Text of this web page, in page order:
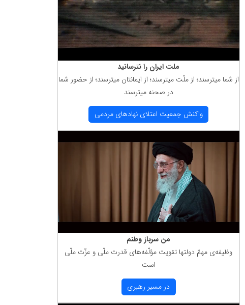
ملت ایران را نترسانید
از شما میترسند؛ از ملّت میترسند؛ از ایمانتان میترسند؛ از حضور شما
در صحنه میترسند
واكنش جمعیت اعتلای نهادهای مردمی
من سرباز وطنم
وظیفه‌ی مهمّ دولتها تقویت مؤلّفه‌های قدرت ملّی و عزّت ملّی
است
در مسیر رهبری